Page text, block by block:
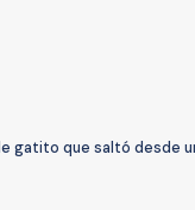
gatito que saltó desde